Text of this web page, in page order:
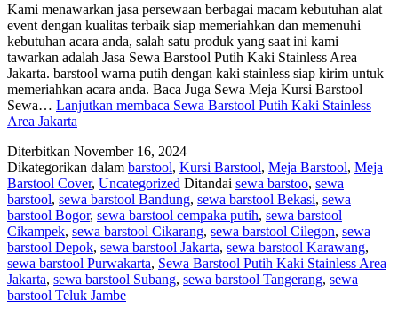
Kami menawarkan jasa persewaan berbagai macam kebutuhan alat
event dengan kualitas terbaik siap memeriahkan dan memenuhi
kebutuhan acara anda, salah satu produk yang saat ini kami
tawarkan adalah Jasa Sewa Barstool Putih Kaki Stainless Area
Jakarta. barstool warna putih dengan kaki stainless siap kirim untuk
memeriahkan acara anda. Baca Juga Sewa Meja Kursi Barstool
Sewa… Lanjutkan membaca Sewa Barstool Putih Kaki Stainless
Area Jakarta
Diterbitkan November 16, 2024
Dikategorikan dalam barstool, Kursi Barstool, Meja Barstool, Meja
Barstool Cover, Uncategorized Ditandai sewa barstoo, sewa
barstool, sewa barstool Bandung, sewa barstool Bekasi, sewa
barstool Bogor, sewa barstool cempaka putih, sewa barstool
Cikampek, sewa barstool Cikarang, sewa barstool Cilegon, sewa
barstool Depok, sewa barstool Jakarta, sewa barstool Karawang,
sewa barstool Purwakarta, Sewa Barstool Putih Kaki Stainless Area
Jakarta, sewa barstool Subang, sewa barstool Tangerang, sewa
barstool Teluk Jambe